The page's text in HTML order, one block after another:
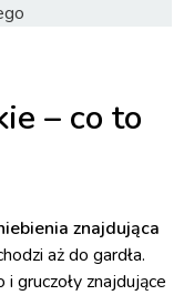
– co to
znajdująca
aż do gardła.
i gruczoły znajdujące